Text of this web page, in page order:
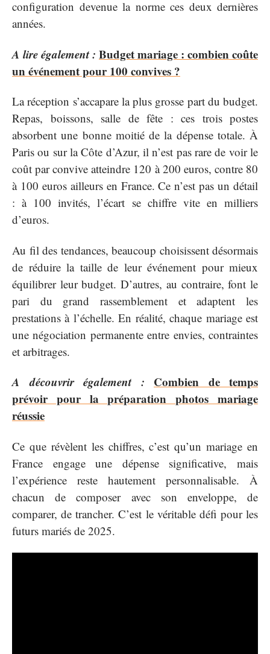
configuration devenue la norme ces deux dernières
années.
A lire également : Budget mariage : combien coûte
un événement pour 100 convives ?
La réception s’accapare la plus grosse part du budget.
Repas, boissons, salle de fête : ces trois postes
absorbent une bonne moitié de la dépense totale. À
Paris ou sur la Côte d’Azur, il n’est pas rare de voir le
coût par convive atteindre 120 à 200 euros, contre 80
à 100 euros ailleurs en France. Ce n’est pas un détail
: à 100 invités, l’écart se chiffre vite en milliers
d’euros.
Au fil des tendances, beaucoup choisissent désormais
de réduire la taille de leur événement pour mieux
équilibrer leur budget. D’autres, au contraire, font le
pari du grand rassemblement et adaptent les
prestations à l’échelle. En réalité, chaque mariage est
une négociation permanente entre envies, contraintes
et arbitrages.
A découvrir également :
Combien de temps
prévoir pour la préparation photos mariage
réussie
Ce que révèlent les chiffres, c’est qu’un mariage en
France engage une dépense significative, mais
l’expérience reste hautement personnalisable. À
chacun de composer avec son enveloppe, de
comparer, de trancher. C’est le véritable défi pour les
futurs mariés de 2025.